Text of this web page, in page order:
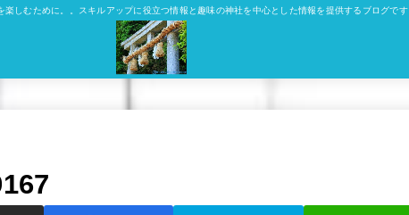
楽しむために。。スキルアップに役立つ情報と趣味の神社を中心とした情報を提供するブログです